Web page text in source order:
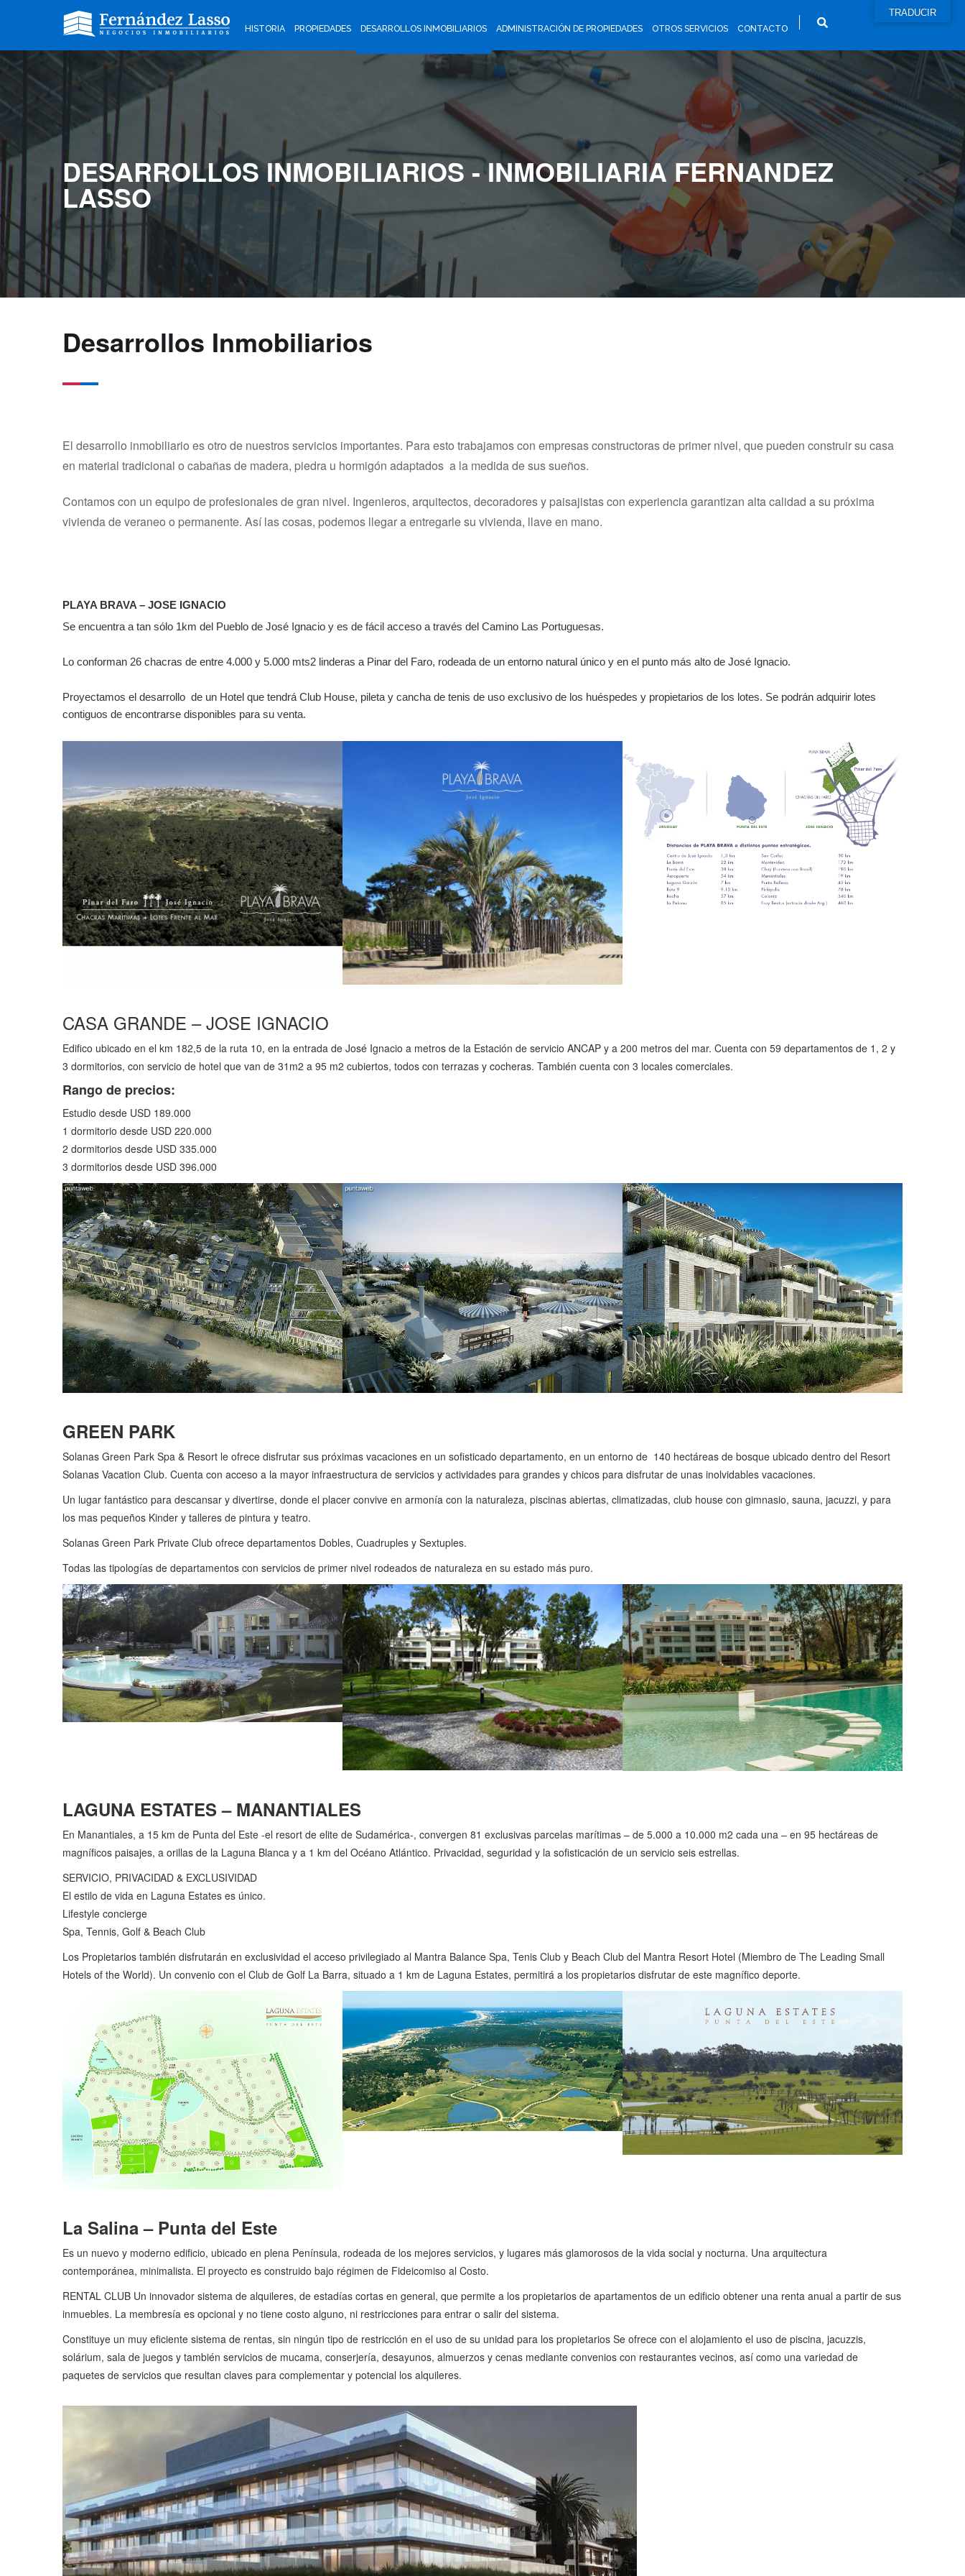
HISTORIA PROPIEDADES DESARROLLOS INMOBILIARIOS ADMINISTRACIÓN DE PROPIEDADES OTROS SERVICIOS CONTACTO
DESARROLLOS INMOBILIARIOS - INMOBILIARIA FERNANDEZ
LASSO
Desarrollos Inmobiliarios
El desarrollo inmobiliario es otro de nuestros servicios importantes. Para esto trabajamos con empresas constructoras de primer nivel, que pueden construir su casa
en material tradicional o cabañas de madera, piedra u hormigón adaptados a la medida de sus sueños.
Contamos con un equipo de profesionales de gran nivel. Ingenieros, arquitectos, decoradores y paisajistas con experiencia garantizan alta calidad a su próxima
vivienda de veraneo o permanente. Así las cosas, podemos llegar a entregarle su vivienda, llave en mano.
PLAYA BRAVA – JOSE IGNACIO
Se encuentra a tan sólo 1km del Pueblo de José Ignacio y es de fácil acceso a través del Camino Las Portuguesas.
Lo conforman 26 chacras de entre 4.000 y 5.000 mts2 linderas a Pinar del Faro, rodeada de un entorno natural único y en el punto más alto de José Ignacio.
Proyectamos el desarrollo de un Hotel que tendrá Club House, pileta y cancha de tenis de uso exclusivo de los huéspedes y propietarios de los lotes. Se podrán adquirir lotes
contiguos de encontrarse disponibles para su venta.
CASA GRANDE – JOSE IGNACIO
Edifico ubicado en el km 182,5 de la ruta 10, en la entrada de José Ignacio a metros de la Estación de servicio ANCAP y a 200 metros del mar. Cuenta con 59 departamentos de 1, 2 y
3 dormitorios, con servicio de hotel que van de 31m2 a 95 m2 cubiertos, todos con terrazas y cocheras. También cuenta con 3 locales comerciales.
Rango de precios:
Estudio desde USD 189.000
1 dormitorio desde USD 220.000
2 dormitorios desde USD 335.000
3 dormitorios desde USD 396.000
GREEN PARK
Solanas Green Park Spa & Resort le ofrece disfrutar sus próximas vacaciones en un sofisticado departamento, en un entorno de 140 hectáreas de bosque ubicado dentro del Resort
Solanas Vacation Club. Cuenta con acceso a la mayor infraestructura de servicios y actividades para grandes y chicos para disfrutar de unas inolvidables vacaciones.
Un lugar fantástico para descansar y divertirse, donde el placer convive en armonía con la naturaleza, piscinas abiertas, climatizadas, club house con gimnasio, sauna, jacuzzi, y para
los mas pequeños Kinder y talleres de pintura y teatro.
Solanas Green Park Private Club ofrece departamentos Dobles, Cuadruples y Sextuples.
Todas las tipologías de departamentos con servicios de primer nivel rodeados de naturaleza en su estado más puro.
LAGUNA ESTATES – MANANTIALES
En Manantiales, a 15 km de Punta del Este -el resort de elite de Sudamérica-, convergen 81 exclusivas parcelas marítimas – de 5.000 a 10.000 m2 cada una – en 95 hectáreas de
magníficos paisajes, a orillas de la Laguna Blanca y a 1 km del Océano Atlántico. Privacidad, seguridad y la sofisticación de un servicio seis estrellas.
SERVICIO, PRIVACIDAD & EXCLUSIVIDAD
El estilo de vida en Laguna Estates es único.
Lifestyle concierge
Spa, Tennis, Golf & Beach Club
Los Propietarios también disfrutarán en exclusividad el acceso privilegiado al Mantra Balance Spa, Tenis Club y Beach Club del Mantra Resort Hotel (Miembro de The Leading Small
Hotels of the World). Un convenio con el Club de Golf La Barra, situado a 1 km de Laguna Estates, permitirá a los propietarios disfrutar de este magnífico deporte.
La Salina – Punta del Este
Es un nuevo y moderno edificio, ubicado en plena Península, rodeada de los mejores servicios, y lugares más glamorosos de la vida social y nocturna. Una arquitectura
contemporánea, minimalista. El proyecto es construido bajo régimen de Fideicomiso al Costo.
RENTAL CLUB Un innovador sistema de alquileres, de estadías cortas en general, que permite a los propietarios de apartamentos de un edificio obtener una renta anual a partir de sus
inmuebles. La membresía es opcional y no tiene costo alguno, ni restricciones para entrar o salir del sistema.
Constituye un muy eficiente sistema de rentas, sin ningún tipo de restricción en el uso de su unidad para los propietarios Se ofrece con el alojamiento el uso de piscina, jacuzzis,
solárium, sala de juegos y también servicios de mucama, conserjería, desayunos, almuerzos y cenas mediante convenios con restaurantes vecinos, así como una variedad de
paquetes de servicios que resultan claves para complementar y potencial los alquileres.
TRADUCIR